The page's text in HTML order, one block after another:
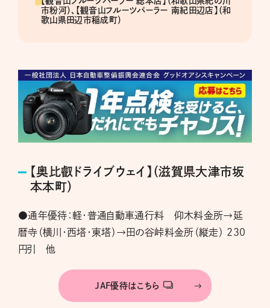
市粉河）、【観音山フルーツパーラー 南紀田辺店】（和
歌山県田辺市稲成町）
【奥比叡ドライブウェイ】（滋賀県大津市坂
本本町）
●通年優待：軽・普通自動車通行料 仰木料金所→延
暦寺（横川・西塔・東塔）→田の谷峠料金所（縦走） 230
円引 他
JAF優待はこちら